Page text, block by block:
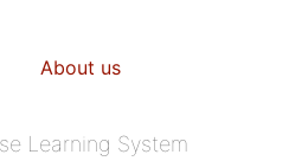
About us
Learning System